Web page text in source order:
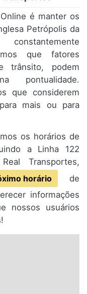
é manter os
Petrópolis da
que fatores
trânsito, podem
pontualidade.
que considerem
mais ou para
os horários de
a Linha 122
Transportes,
horário
de
informações
nossos usuários